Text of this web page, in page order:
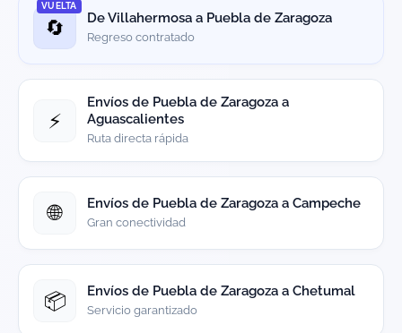
🔄
VUELTA
De Villahermosa a Puebla de Zaragoza
Regreso contratado
⚡
Envíos de Puebla de Zaragoza a
Aguascalientes
Ruta directa rápida
🌐 Envíos de Puebla de Zaragoza a Campeche
Gran conectividad
📦 Envíos de Puebla de Zaragoza a Chetumal
Servicio garantizado